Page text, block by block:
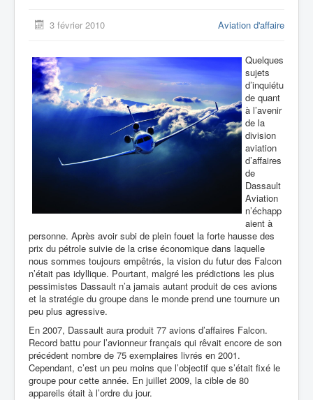
Europespace
Drones
3 février 2010 Aviation d'affaire
Quelques
sujets
d’inquiétu
de quant
à l’avenir
de la
division
aviation
d’affaires
de
Dassault
Aviation
n’échapp
aient à
personne. Après avoir subi de plein fouet la forte hausse des
prix du pétrole suivie de la crise économique dans laquelle
nous sommes toujours empêtrés, la vision du futur des Falcon
n’était pas idyllique. Pourtant, malgré les prédictions les plus
pessimistes Dassault n’a jamais autant produit de ces avions
et la stratégie du groupe dans le monde prend une tournure un
peu plus agressive.
En 2007, Dassault aura produit 77 avions d’affaires Falcon.
Record battu pour l’avionneur français qui rêvait encore de son
précédent nombre de 75 exemplaires livrés en 2001.
Cependant, c’est un peu moins que l’objectif que s’était fixé le
groupe pour cette année. En juillet 2009, la cible de 80
appareils était à l’ordre du jour.